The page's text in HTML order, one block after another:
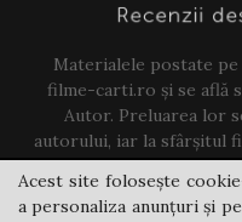
Materialele postate
filme-carti.ro și se află
Autor. Preluarea lor
autorului, iar la sfârșitul
existe un
Contact us:
Acest site folosește
a personaliza anunțuri și